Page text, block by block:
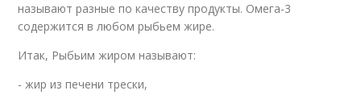
называют разные по качеству продукты. Омега-3
содержится в любом рыбьем жире.
Итак, Рыбьим жиром называют:
- жир из печени трески,